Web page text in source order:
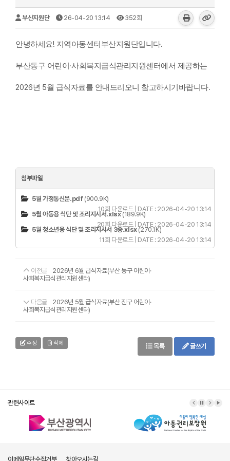
부산지원단 26-04-20 13:14 352회
안녕하세요! 지역아동센터부산지원단입니다.
부산동구 어린이 ·사회복지급식관리지원센터에서 제공하는
2026년 5월 급식자료를 안내드리오니 참고하시기바랍니다.
첨부파일
5월 가정통신문.pdf (900.9K)
10회 다운로드 | DATE : 2026-04-20 13:14
5월 아동용 식단 및 조리지시서.xlsx(189.9K)
20회 다운로드 | DATE : 2026-04-20 13:14
5월 청소년용 식단 및 조리지시서 3종.xlsx(270.1K)
11회 다운로드 | DATE : 2026-04-20 13:14
이전글
2026년 6월 급식자료(부산 동구 어린이·
사회복지급식관리지원센터)
다음글
2026년 5월 급식자료(부산 진구 어린이·
사회복지급식관리지원센터)
수정 삭제 목록 글쓰기
관련사이트
이메일무단수집거부 찾아오시는길